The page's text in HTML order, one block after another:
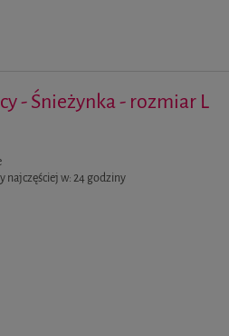
- Śnieżynka - rozmiar L
najczęściej w:24 godziny